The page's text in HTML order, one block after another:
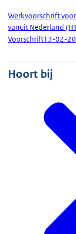
Werkvoorschrift
vanuit Nederland
Voorschrift13-02-
Hoort bij